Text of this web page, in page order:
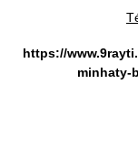
https://
minhaty-